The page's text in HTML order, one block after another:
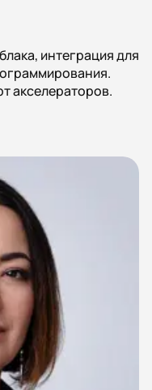
интеграция для
акселераторов.